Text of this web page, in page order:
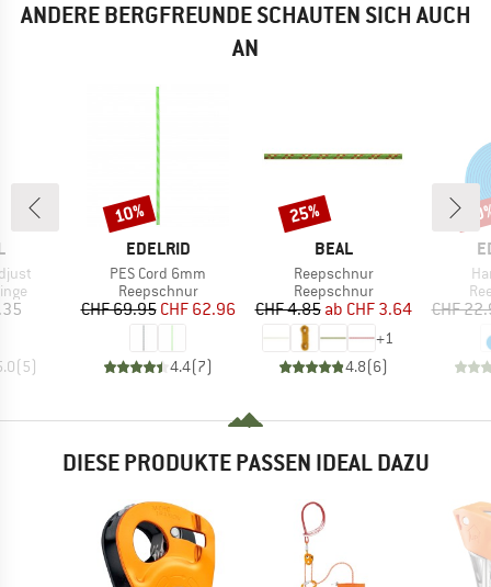
ANDERE BERGFREUNDE SCHAUTEN SICH AUCH
AN
( 5)
MARKE
EDELRID
Artikel
PES Cord 6mm
Produktgruppe
Reepschnur
Preis
CHF 69.95reduzierter Preis
CHF 62.96
4.4(7)
Rabatt
10%
MARKE
BEAL
Artikel
Reepschnur
Produktgruppe
Reepschnur
Preis
CHF 4.85 reduzierter Preis
ab CHF 3.64
+1
4.8(6)
Rabatt
25%
CHF
DIESE PRODUKTE PASSEN IDEAL DAZU